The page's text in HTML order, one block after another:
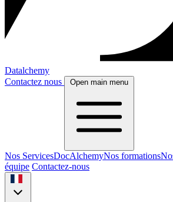
Datalchemy
Contactez nous
Open main menu
Nos ServicesDocAlchemyNos formations
équipe Contactez-nous